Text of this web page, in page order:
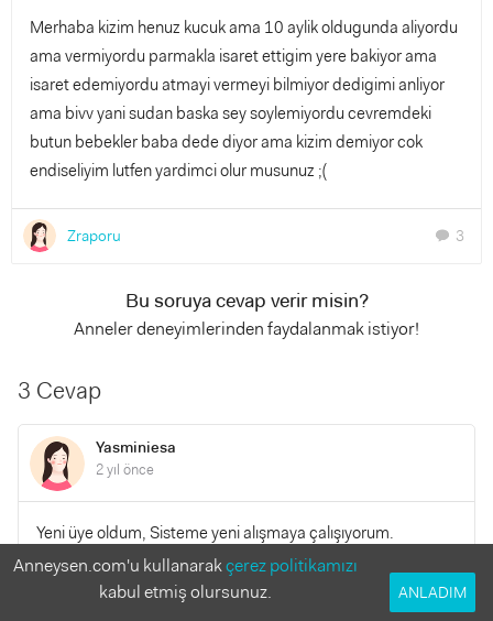
Merhaba kizim henuz kucuk ama 10 aylik oldugunda aliyordu
ama vermiyordu parmakla isaret ettigim yere bakiyor ama
isaret edemiyordu atmayi vermeyi bilmiyor dedigimi anliyor
ama bivv yani sudan baska sey soylemiyordu cevremdeki
butun bebekler baba dede diyor ama kizim demiyor cok
endiseliyim lutfen yardimci olur musunuz ;(
Zraporu chat 3
Bu soruya cevap verir misin?
Anneler deneyimlerinden faydalanmak istiyor!
3 Cevap
Yasminiesa
2 yıl önce
Yeni üye oldum, Sisteme yeni alışmaya çalışıyorum.
Mesajlarım gelmedi zannettim gelmiş. Bir sürü mesaj için
kusura bakmayın 💙
Anneysen.com'u kullanarakçerez politikamızı
kabul etmiş olursunuz.
ANLADIM